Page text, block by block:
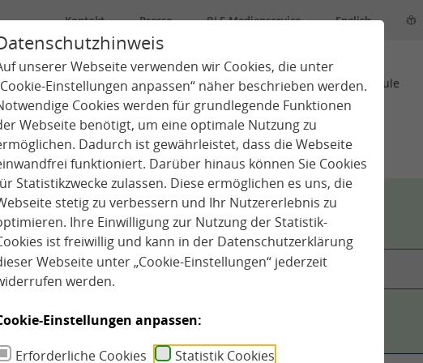
unserer Webseite verwenden wir Cookies, die unter
Einstellungen anpassen“ näher beschrieben werden.
Cookies werden für grundlegende Funktionen
Webseite benötigt, um eine optimale Nutzung zu
Dadurch ist gewährleistet, dass die Webseite
funktioniert. Darüber hinaus können Sie Cookies
Statistikzwecke zulassen. Diese ermöglichen es uns, die
stetig zu verbessern und Ihr Nutzererlebnis zu
Ihre Einwilligung zur Nutzung der Statistik-
ist freiwillig und kann in der Datenschutzerklärung
Webseite unter „Cookie-Einstellungen“ jederzeit
werden.
Einstellungen anpassen:
Erforderliche Cookies
Statistik Cookies
Kontakt Presse BLE-Medienservice English
Über uns Kindertagespflege Kita Schule